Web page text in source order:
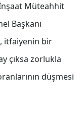
Müteahhit
Başkanı
itfaiyenin bir
çıksa zorlukla
düşmesi